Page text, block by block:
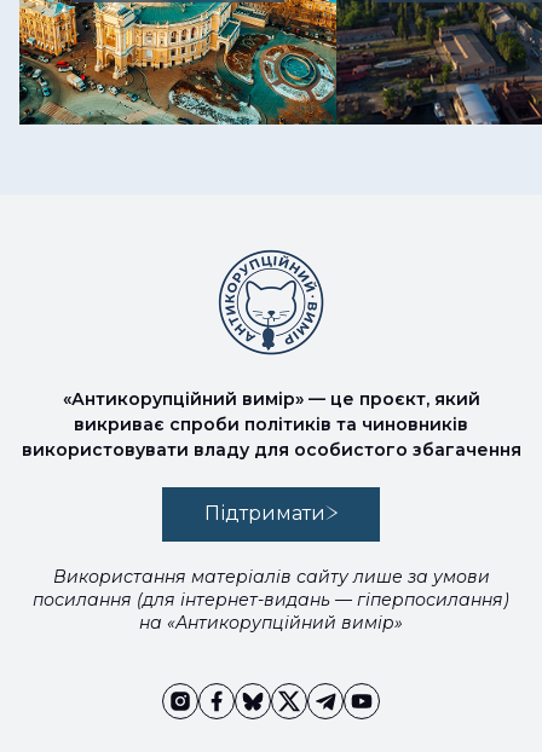
«Антикорупційний вимір» — це проєкт, який
викриває спроби політиків та чиновників
використовувати владу для особистого збагачення
Підтримати
Використання матеріалів сайту лише за умови
посилання (для інтернет-видань — гіперпосилання)
на «Антикорупційний вимір»